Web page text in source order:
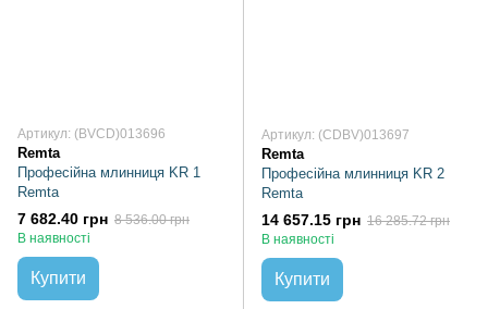
Артикул: (BVCD)013696
Remta
Професійна млинниця KR 1
Remta
7 682.40 грн 8 536.00 грн
В наявності
Купити
Артикул: (CDBV)013697
Remta
Професійна млинниця KR 2
Remta
14 657.15 грн 16 285.72 грн
В наявності
Купити